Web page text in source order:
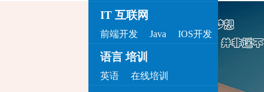
IT 互联网
前端开发 Java IOS开发
语言 培训
英语 在线培训